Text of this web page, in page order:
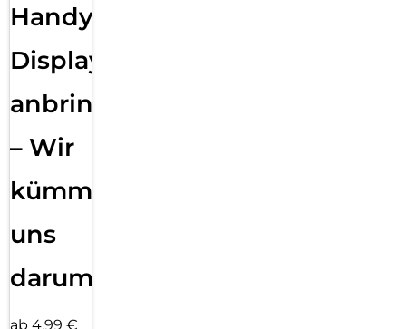
Handy
Displayfolie
anbringen
– Wir
kümmern
uns
darum!
ab 4,99 €